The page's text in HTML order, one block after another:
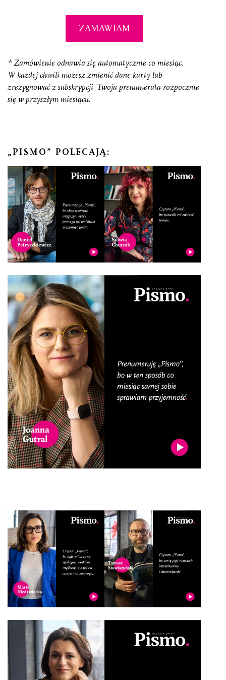
ZAMAWIAM
* Zamówienie odnawia się automatycznie co miesiąc.
W każdej chwili możesz zmienić dane karty lub
zrezygnować z subskrypcji. Twoja prenumerata rozpocznie
się w przyszłym miesiącu.
„PISMO” POLECAJĄ: